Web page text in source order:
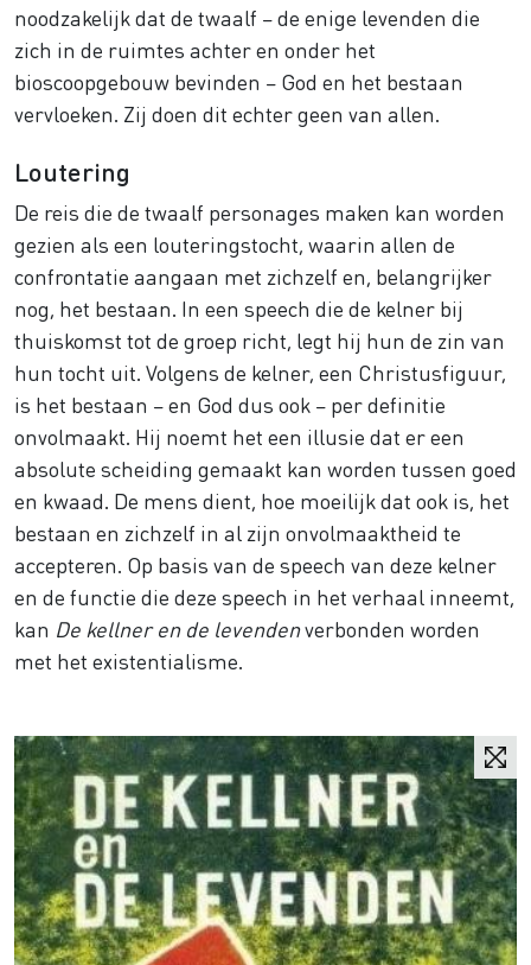
noodzakelijk dat de twaalf – de enige levenden die
zich in de ruimtes achter en onder het
bioscoopgebouw bevinden – God en het bestaan
vervloeken. Zij doen dit echter geen van allen.
Loutering
De reis die de twaalf personages maken kan worden
gezien als een louteringstocht, waarin allen de
confrontatie aangaan met zichzelf en, belangrijker
nog, het bestaan. In een speech die de kelner bij
thuiskomst tot de groep richt, legt hij hun de zin van
hun tocht uit. Volgens de kelner, een Christusfiguur,
is het bestaan – en God dus ook – per definitie
onvolmaakt. Hij noemt het een illusie dat er een
absolute scheiding gemaakt kan worden tussen goed
en kwaad. De mens dient, hoe moeilijk dat ook is, het
bestaan en zichzelf in al zijn onvolmaaktheid te
accepteren. Op basis van de speech van deze kelner
en de functie die deze speech in het verhaal inneemt,
kan De kellner en de levendenverbonden worden
met het existentialisme.